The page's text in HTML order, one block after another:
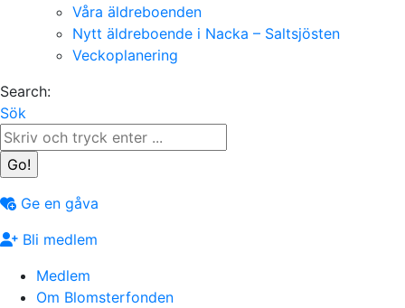
Våra äldreboenden
Nytt äldreboende i Nacka – Saltsjösten
Veckoplanering
Search:
Sök
Ge en gåva
Bli medlem
Medlem
Om Blomsterfonden